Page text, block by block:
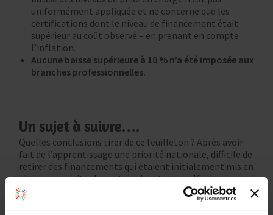
uniformément appliquée et ne concerne que les
certifications dont le niveau de financement était
supérieur au coût observé – en prenant en compte
l’inflation.
Aucune baisse supérieure à 10 % n’a été imposée aux
branches professionnelles.
Un sujet à suivre….
Quelles conclusions tirer de ce feuilleton ? Après avoir
fait de l’apprentissage une priorité nationale, difficile de
retirer des financements qui étaient initialement mis en
place pour inciter les entreprises tout en développant
un réseau de CFA.
L’alternance, aujourd’hui plébiscitée par les étudiants et